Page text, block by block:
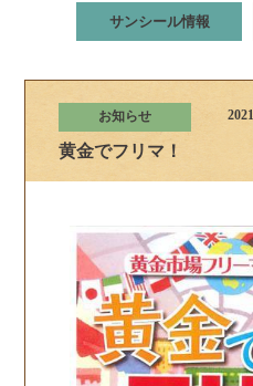
サンシール情報
お知らせ
黄金でフリマ！